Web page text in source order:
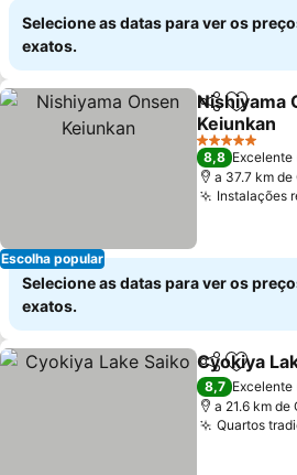
Selecione as datas para ver os
exatos.
Escolha popular
Partilhar
Nishiyama
Keiunkan
Ver preços
5 Estrelas
8,8 Excelente
a 37.7 km
Instalações
Selecione as datas para ver os
exatos.
Partilhar
Cyokiya
8,7 Excelente
a 21.6 km de
Quartos